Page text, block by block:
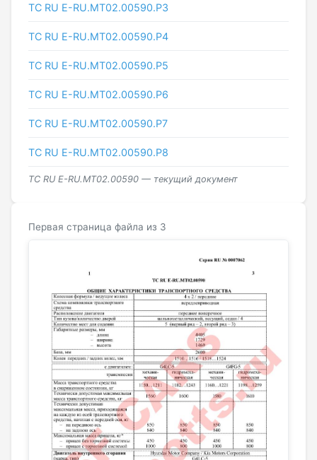
ТС RU Е-RU.МТ02.00590.Р3
ТС RU Е-RU.МТ02.00590.Р4
ТС RU Е-RU.МТ02.00590.Р5
ТС RU Е-RU.МТ02.00590.Р6
ТС RU Е-RU.МТ02.00590.Р7
ТС RU Е-RU.МТ02.00590.Р8
ТС RU Е-RU.МТ02.00590 — текущий документ
Первая страница файла из 3